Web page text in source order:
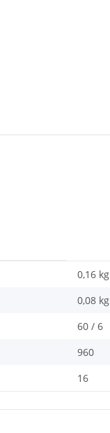
0,16 kg
0,08 kg
60 / 6
960
16